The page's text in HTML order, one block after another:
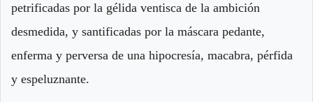
petrificadas por la gélida ventisca de la ambición
desmedida, y santificadas por la máscara pedante,
enferma y perversa de una hipocresía, macabra, pérfida
y espeluznante.